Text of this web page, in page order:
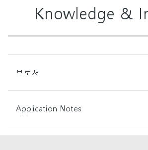
Knowledge &
브로셔
Application Notes